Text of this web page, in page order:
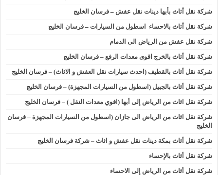
شركة نقل أثاث بأبها دينات نقل عفش – فرسان الخليج
شركة نقل أثاث بالاحساء اسطول من السيارات – فرسان الخليج
شركة نقل عفش من الرياض الى الدمام
شركة نقل أثاث بالخرج اقوى معدات الرفع – فرسان الخليج
شركة نقل أثاث بالقطيف (احدث سيارات نقل العفش و الاثاث) – فرسان الخليج
شركة نقل أثاث بالجبيل (اسطول من السيارات المجهزة) – فرسان الخليج
شركة نقل اثاث من الرياض إلى أبها (اقوي معدات النقل ) – فرسان الخليج
شركة نقل اثاث من الرياض الى جازان (اسطول من السيارات المجهزة – فرسان
الخليج
شركة نقل أثاث بمكة دينات نقل عفش و اثاث – شركة فرسان الخليج
شركة نقل أثاث بالإحساء
شركة نقل أثاث من الرياض إلى الاحساء